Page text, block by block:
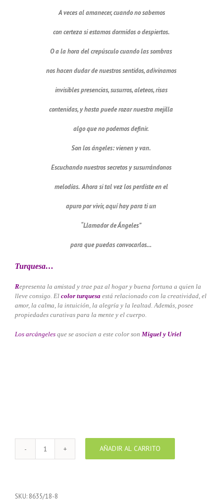
A veces al amanecer, cuando no sabemos
con certeza si estamos dormidos o despiertos.
O a la hora del crepúsculo cuando las sombras
nos hacen dudar de nuestros sentidos, adivinamos
invisibles presencias, susurros, aleteos, risas
contenidas, y hasta puede rozar nuestra mejilla
algo que no podemos definir.
Son los ángeles: vienen y van.
Escuchando nuestros secretos y susurrándonos
melodías. Ahora si tal vez los perdiste en el
apuro por vivir, aquí hay para ti un
“Llamador de Ángeles”
para que puedas convocarlos…
Turquesa…
Representa la amistad y trae paz al hogar y buena fortuna a quien la
lleve consigo. El color turquesa está relacionado con la creatividad, el
amor, la calma, la intuición, la alegría y la lealtad. Además, posee
propiedades curativas para la mente y el cuerpo.
Los arcángeles que se asocian a este color son Miguel y Uriel
Llamador
AÑADIR AL CARRITO
SKU: 8635/18-8